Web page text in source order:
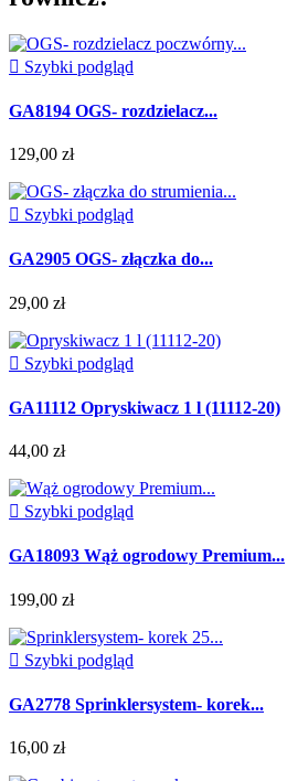
 Szybki podgląd
GA8194 OGS- rozdzielacz...
129,00 zł
 Szybki podgląd
GA2905 OGS- złączka do...
29,00 zł
 Szybki podgląd
GA11112 Opryskiwacz 1 l (11112-20)
44,00 zł
 Szybki podgląd
GA18093 Wąż ogrodowy Premium...
199,00 zł
 Szybki podgląd
GA2778 Sprinklersystem- korek...
16,00 zł